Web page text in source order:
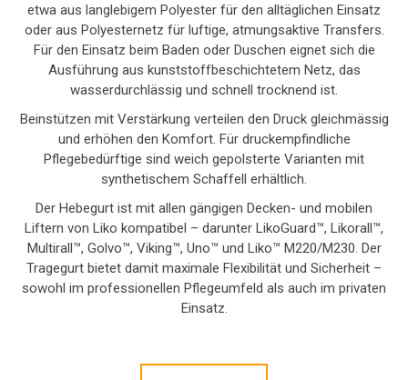
etwa aus langlebigem Polyester für den alltäglichen Einsatz
oder aus Polyesternetz für luftige, atmungsaktive Transfers.
Für den Einsatz beim Baden oder Duschen eignet sich die
Ausführung aus kunststoffbeschichtetem Netz, das
wasserdurchlässig und schnell trocknend ist.
Beinstützen mit Verstärkung verteilen den Druck gleichmässig
und erhöhen den Komfort. Für druckempfindliche
Pflegebedürftige sind weich gepolsterte Varianten mit
synthetischem Schaffell erhältlich.
Der Hebegurt ist mit allen gängigen Decken- und mobilen
Liftern von Liko kompatibel – darunter LikoGuard™, Likorall™,
Multirall™, Golvo™, Viking™, Uno™ und Liko™ M220/M230. Der
Tragegurt bietet damit maximale Flexibilität und Sicherheit –
sowohl im professionellen Pflegeumfeld als auch im privaten
Einsatz.